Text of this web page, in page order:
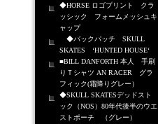
◆HORSE ロゴプリント クラ
ッシック フォームメッシュキ
ャップ
◆バックパッチ SKULL
SKATES ‘HUNTED HOUSE‘
■BILL DANFORTH 本人 手刷
りＴシャツ AN RACER グラ
フィック(霜降りグレー）
◆SKULL SKATESデッドスト
ック（NOS）80年代後半のウエ
ストポーチ （グレー）